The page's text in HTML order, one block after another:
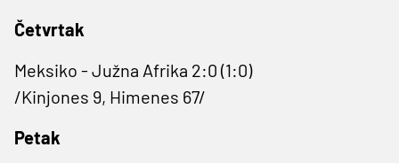
Četvrtak
Meksiko - Južna Afrika 2:0 (1:0)
/Kinjones 9, Himenes 67/
Petak